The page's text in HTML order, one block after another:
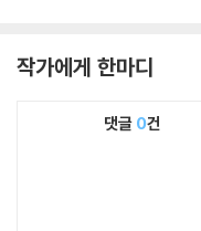
작가에게 한마디
댓글 0건